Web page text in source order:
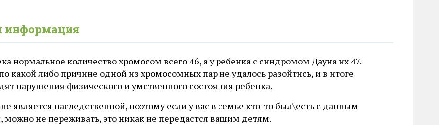
информация
нормальное количество хромосом всего 46, а у ребенка с синдромом Дауна их 47.
какой либо причине одной из хромосомных пар не удалось разойтись, и в итоге
нарушения физического и умственного состояния ребенка.
является наследственной, поэтому если у вас в семье кто-то был\есть с данным
можно не переживать, это никак не передастся вашим детям.